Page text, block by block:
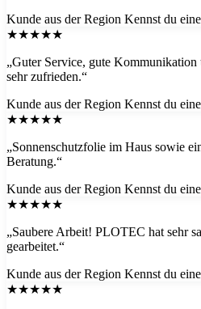
Kunde aus der Region Kennst du
★★★★★
„Guter Service, gute
sehr zufrieden.“
Kunde aus der Region Kennst du
★★★★★
„Sonnenschutzfolie im Haus sowie
Beratung.“
Kunde aus der Region Kennst du
★★★★★
„Saubere Arbeit! PLOTEC hat sehr
gearbeitet.“
Kunde aus der Region Kennst du
★★★★★